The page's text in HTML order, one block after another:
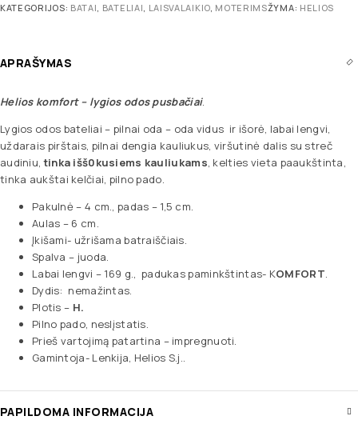
KATEGORIJOS: BATAI BATELIAI LAISVALAIKIO, MOTERIMSŽYMA: HELIOS
APRAŠYMAS
Helios komfort– lygios odos pusbačiai.
Lygios odos bateliai – pilnai oda – oda vidus ir išorė, labai lengvi,
uždarais pirštais, pilnai dengia kauliukus, viršutinė dalis su streč
audiniu,tinka išš0kusiems kauliukams, kelties vieta paaukštinta,
tinka aukštai kelčiai, pilno pado.
Pakulnė – 4 cm., padas – 1,5 cm.
Aulas – 6 cm.
Įkišami- užrišama batraiščiais.
Spalva – juoda.
Labai lengvi – 169 g., padukas paminkštintas- KOMFORT.
Dydis: nemažintas.
Plotis – H.
Pilno pado, neslįstatis.
Prieš vartojimą patartina – impregnuoti.
Gamintoja- Lenkija, Helios S.j..
PAPILDOMA INFORMACIJA